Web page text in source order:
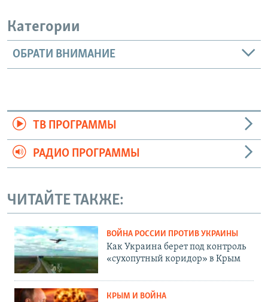
Категории
ОБРАТИ ВНИМАНИЕ
ТВ ПРОГРАММЫ
РАДИО ПРОГРАММЫ
ЧИТАЙТЕ ТАКЖЕ:
ВОЙНА РОССИИ ПРОТИВ УКРАИНЫ
Как Украина берет под контроль
«сухопутный коридор» в Крым
КРЫМ И ВОЙНА